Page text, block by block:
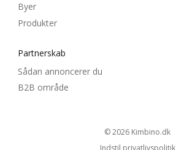
Byer
Produkter
Partnerskab
Sådan annoncerer du
B2B område
© 2026
kimbino.dk
Indstil privatlivspolitik